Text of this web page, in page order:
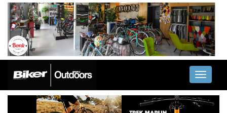
Toggle